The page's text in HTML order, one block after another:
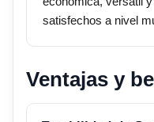
satisfechos a nivel
Ventajas y